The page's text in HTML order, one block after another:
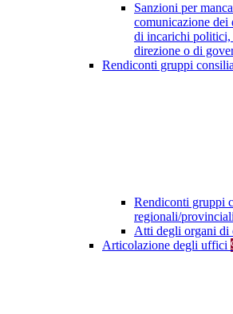
Sanzioni per
comunicazione dei
di incarichi politici,
direzione o di
Rendiconti gruppi
Rendiconti gruppi
regionali/provinciali
Atti degli organi di
Articolazione degli uffici